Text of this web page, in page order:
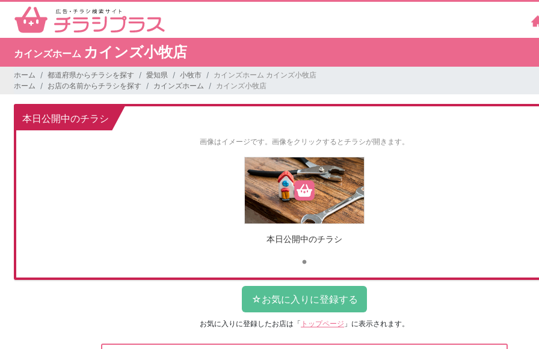
カインズホーム カインズ小牧店
ホーム 都道府県からチラシを探す 愛知県 小牧市
カインズホーム カインズ小牧店
ホーム
お店の名前からチラシを探す カインズホーム カインズ小牧店
本日公開中のチラシ
画像はイメージです。 画像をクリックするとチラシが開きます。
本日公開中のチラシ
お気に入りに登録したお店は 「 トップページ 」に表示されます。